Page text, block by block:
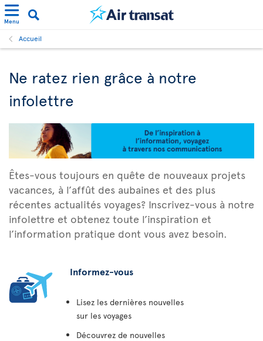
Menu
Accueil
Ne ratez rien grâce à notre
infolettre
Êtes-vous toujours en quête de nouveaux projets
vacances, à l’affût des aubaines et des plus
récentes actualités voyages? Inscrivez-vous à notre
infolettre et obtenez toute l’inspiration et
l’information pratique dont vous avez besoin.
Informez-vous
Lisez les dernières nouvelles
sur les voyages
Découvrez de nouvelles